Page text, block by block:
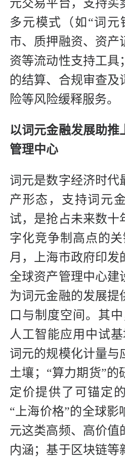
元交易平台，支持买
多元模式（如“词元
市、质押融资、资产
资等流动性支持工具
的结算、合规审查及
险等风险缓释服务。
以词元金融发展助推
管理中心
词元是数字经济时代
产形态，支持词元
试，是抢占未来数十
字化竞争制高点的
月，上海市政府印发
全球资产管理中心建
为词元金融的发展提
口与制度空间。其
人工智能应用中试
词元的规模化计量与
土壤；“算力期货”的
定价提供了可锚定
“上海价格”的全球影
元这类高频、高价值
内涵；基于区块链等